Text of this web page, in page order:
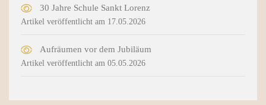
30 Jahre Schule Sankt Lorenz
Artikel veröffentlicht am 17.05.2026
Aufräumen vor dem Jubiläum
Artikel veröffentlicht am 05.05.2026